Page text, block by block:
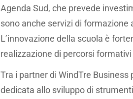
Agenda Sud, che prevede
sono anche servizi di
L’innovazione della scuola è
realizzazione di percorsi
Tra i partner di WindTre Business
dedicata allo sviluppo di